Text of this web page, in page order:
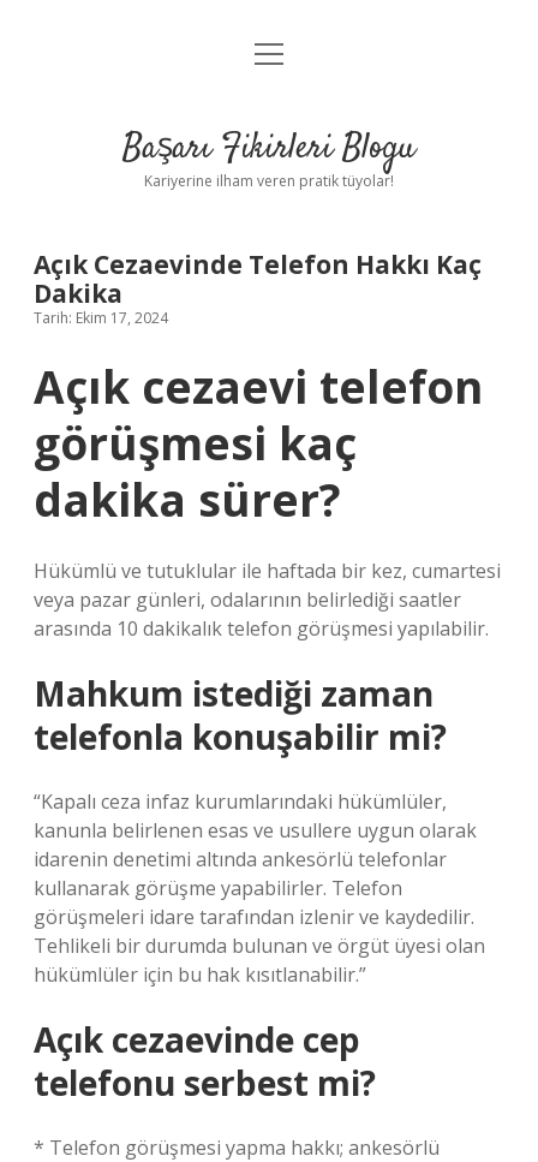
Anasayfa
Yasal Uyarı
menüyü
Başarı Fikirleri Blogu
Kariyerine ilham veren pratik tüyolar!
Açık Cezaevinde Telefon Hakkı Kaç
Dakika
Tarih: Ekim 17, 2024
Açık cezaevi telefon
görüşmesi kaç
dakika sürer?
Hükümlü ve tutuklular ile haftada bir kez, cumartesi
veya pazar günleri, odalarının belirlediği saatler
arasında 10 dakikalık telefon görüşmesi yapılabilir.
Mahkum istediği zaman
telefonla konuşabilir mi?
“Kapalı ceza infaz kurumlarındaki hükümlüler,
kanunla belirlenen esas ve usullere uygun olarak
idarenin denetimi altında ankesörlü telefonlar
kullanarak görüşme yapabilirler. Telefon
görüşmeleri idare tarafından izlenir ve kaydedilir.
Tehlikeli bir durumda bulunan ve örgüt üyesi olan
hükümlüler için bu hak kısıtlanabilir.”
Açık cezaevinde cep
telefonu serbest mi?
* Telefon görüşmesi yapma hakkı; ankesörlü